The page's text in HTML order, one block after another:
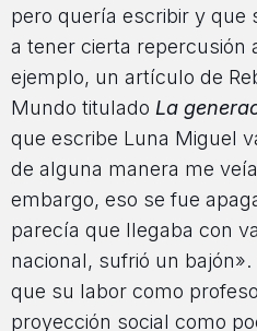
pero quería escribir y que
a tener cierta repercusión
ejemplo, un artículo de
Mundo titulado La
que escribe Luna Miguel
de alguna manera me
embargo, eso se fue
parecía que llegaba con
nacional, sufrió un bajón».
que su labor como
proyección social como